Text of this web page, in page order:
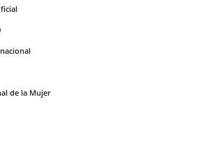
de la Mujer